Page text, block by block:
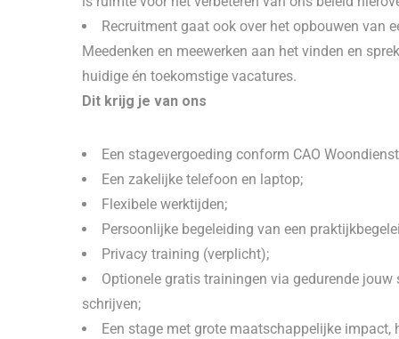
Recruitment gaat ook over het opbouwen van
Meedenken en meewerken aan het vinden en
huidige én toekomstige vacatures.
Dit krijg je van ons
Een stagevergoeding conform CAO
Een zakelijke telefoon en laptop;
Flexibele werktijden;
Persoonlijke begeleiding van een
Privacy training (verplicht);
Optionele gratis trainingen via gedurende
schrijven;
Een stage met grote maatschappelijke impact,